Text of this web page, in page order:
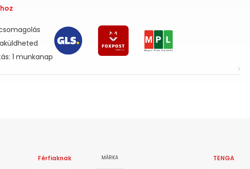
1 munkanap
Férfiaknak MÁRKA TENGA